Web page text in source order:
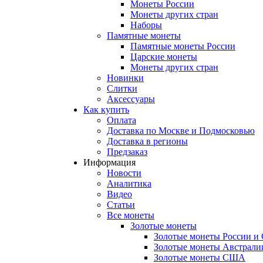
Монеты России
Монеты других стран
Наборы
Памятные монеты
Памятные монеты России
Царские монеты
Монеты других стран
Новинки
Слитки
Аксессуары
Как купить
Оплата
Доставка по Москве и Подмосковью
Доставка в регионы
Предзаказ
Информация
Новости
Аналитика
Видео
Статьи
Все монеты
Золотые монеты
Золотые монеты России
Золотые монеты
Золотые монеты США